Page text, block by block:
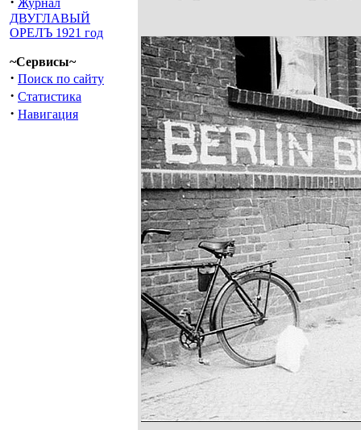
Журнал
ДВУГЛАВЫЙ
ОРЕЛЪ 1921 год
~Сервисы~
· Поиск по сайту
· Статистика
· Навигация